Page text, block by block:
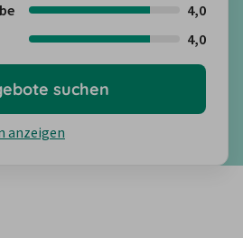
4,0
4,0
anzeigen
suchen